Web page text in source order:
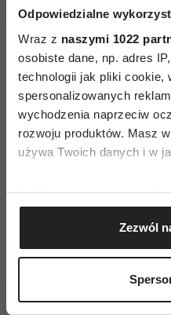
Odpowiedzialne
Wraz z naszymi 1022
osobiste dane, np. adres
technologii jak pliki cookie,
spersonalizowanych
wychodzenia naprzeciw
rozwoju produktów. Masz
używa Twoich danych i w
Jeśli wyrazisz na to
Gromadzić dane
geograficznej z
Identyfikować
(fingerprinting, czyli
Zezwól
okresie popołogowym,
Najlepiej jednak
ćwiczenia na długo
W ten sposób mięśnie
ciąży i porodu– dodaje
Kwestie zdrowotne to
płynących ze
wzmacnia się i
poprawia doznania
intensywniej też